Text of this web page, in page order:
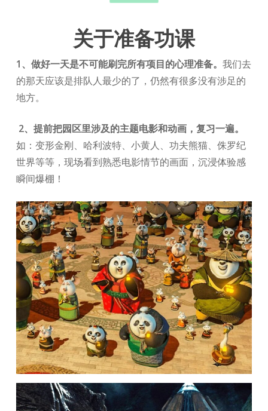
关于准备功课
1、 做好一天是不可能刷完所有项目的心理准备。 我们去
的那天应该是排队人最少的了，仍然有很多没有涉足的
地方。
2、提前把园区里涉及的主题电影和动画，复习一遍。
如：变形金刚、哈利波特、小黄人、功夫熊猫、侏罗纪
世界等等，现场看到熟悉电影情节的画面，沉浸体验感
瞬间爆棚！